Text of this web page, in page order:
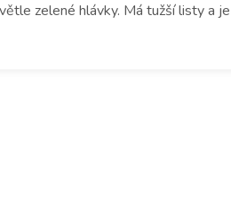
zelené hlávky. Má tužší listy a